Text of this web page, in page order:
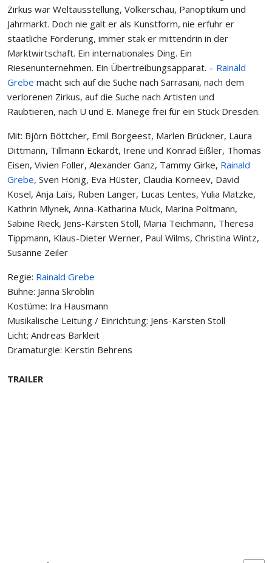
Zirkus war Weltausstellung, Völkerschau, Panoptikum und
Jahrmarkt. Doch nie galt er als Kunstform, nie erfuhr er
staatliche Förderung, immer stak er mittendrin in der
Marktwirtschaft. Ein internationales Ding. Ein
Riesenunternehmen. Ein Übertreibungsapparat. – Rainald
Grebe macht sich auf die Suche nach Sarrasani, nach dem
verlorenen Zirkus, auf die Suche nach Artisten und
Raubtieren, nach U und E. Manege frei für ein Stück Dresden.
Mit: Björn Böttcher, Emil Borgeest, Marlen Brückner, Laura
Dittmann, Tillmann Eckardt, Irene und Konrad Eißler, Thomas
Eisen, Vivien Foller, Alexander Ganz, Tammy Girke, Rainald
Grebe, Sven Hönig, Eva Hüster, Claudia Korneev, David
Kosel, Anja Laïs, Ruben Langer, Lucas Lentes, Yulia Matzke,
Kathrin Mlynek, Anna-Katharina Muck, Marina Poltmann,
Sabine Rieck, Jens-Karsten Stoll, Maria Teichmann, Theresa
Tippmann, Klaus-Dieter Werner, Paul Wilms, Christina Wintz,
Susanne Zeiler
Regie: Rainald Grebe
Bühne: Janna Skroblin
Kostüme: Ira Hausmann
Musikalische Leitung / Einrichtung: Jens-Karsten Stoll
Licht: Andreas Barkleit
Dramaturgie: Kerstin Behrens
TRAILER